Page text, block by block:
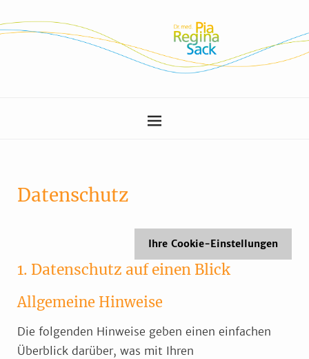
Datenschutz
Ihre Cookie-Einstellungen
1. Datenschutz auf einen Blick
Allgemeine Hinweise
Die folgenden Hinweise geben einen einfachen
Überblick darüber, was mit Ihren